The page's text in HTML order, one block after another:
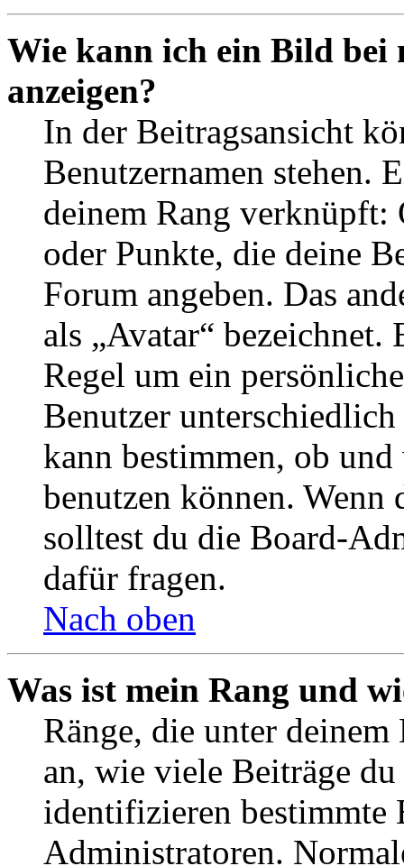
Wie kann ich ein Bild bei
anzeigen?
In der Beitragsansicht
Benutzernamen stehen.
deinem Rang verknüpft:
oder Punkte, die deine
Forum angeben. Das
als „Avatar“
Regel um ein
Benutzer
kann bestimmen, ob
benutzen können. Wenn
solltest du die Board-
dafür fragen.
Nach oben
Was ist mein Rang und
Ränge, die unter deinem
an, wie viele Beiträge
identifizieren bestimmte
Administratoren.